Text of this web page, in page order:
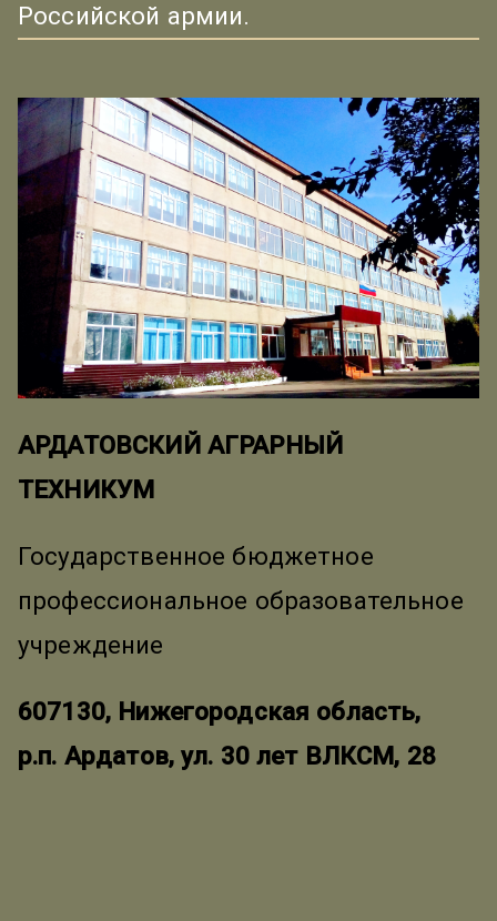
Российской армии.
АРДАТОВСКИЙ АГРАРНЫЙ
ТЕХНИКУМ
Государственное бюджетное
профессиональное образовательное
учреждение
607130, Нижегородская область,
р.п. Ардатов, ул. 30 лет ВЛКСМ, 28